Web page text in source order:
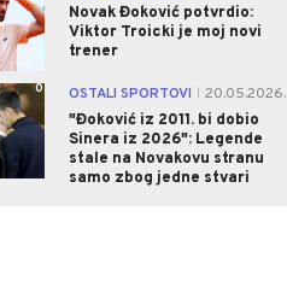
Novak Đoković potvrdio:
Viktor Troicki je moj novi
trener
0 OSTALI SPORTOVI
20.05.2026.
"Đoković iz 2011. bi dobio
Sinera iz 2026": Legende
stale na Novakovu stranu
samo zbog jedne stvari